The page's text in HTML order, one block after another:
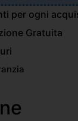
per ogni
Gratuita